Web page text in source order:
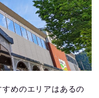
めのエリアはあるの